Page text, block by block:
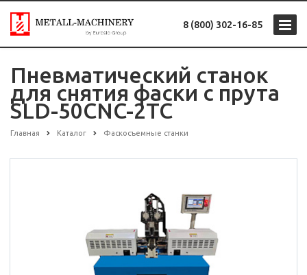
8 (800) 302-16-85
Пневматический станок
для снятия фаски с прута
SLD-50CNC-2TC
Главная Каталог Фаскосъемные станки